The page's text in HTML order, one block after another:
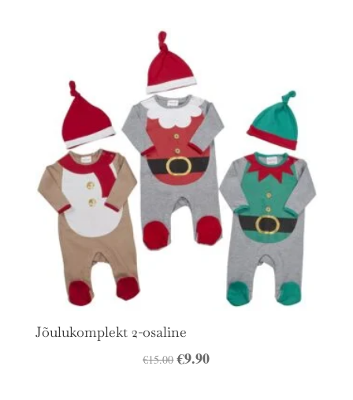
Jõulukomplekt 2-osaline
€15.00 Algne
€9.90Praegune